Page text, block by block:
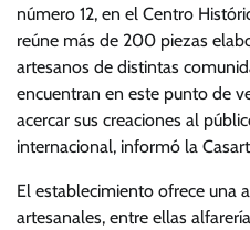
número 12, en el Centro
reúne más de 200 piezas
artesanos de distintas
encuentran en este punto de
acercar sus creaciones al
internacional, informó la Casart
El establecimiento ofrece una
artesanales, entre ellas